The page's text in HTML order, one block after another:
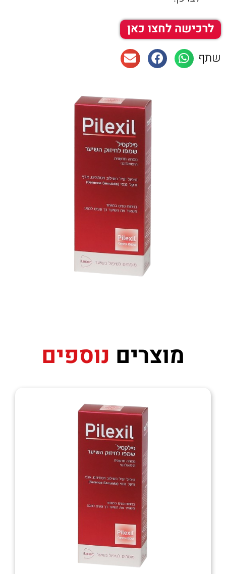
לרכישה לחצו כאן
שתף
מוצרים נוספים